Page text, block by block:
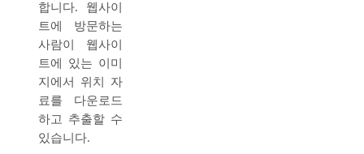
합니다. 웹사이
트에 방문하는
사람이 웹사이
트에 있는 이미
지에서 위치 자
료를 다운로드
하고 추출할 수
있습니다.